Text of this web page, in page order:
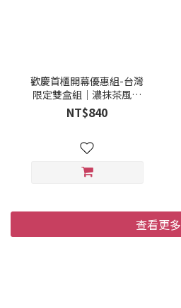
歡慶首櫃開幕優惠組-台灣
限定雙盒組｜濃抹茶風味
迷你法蘭酥(24入)
NT$840
查看更多